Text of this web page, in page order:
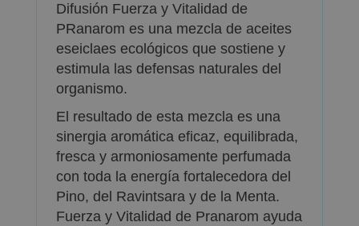
Difusión Fuerza y Vitalidad de
PRanarom es una mezcla de aceites
eseiclaes ecológicos que sostiene y
estimula las defensas naturales del
organismo.
El resultado de esta mezcla es una
sinergia aromática eficaz, equilibrada,
fresca y armoniosamente perfumada
con toda la energía fortalecedora del
Pino, del Ravintsara y de la Menta.
Fuerza y Vitalidad de Pranarom ayuda